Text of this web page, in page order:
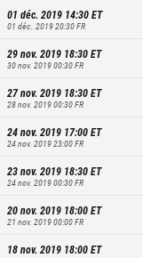
01 déc. 2019 14:30ET
01 déc. 2019 20:30FR
29 nov. 2019 18:30ET
30 nov. 2019 00:30FR
27 nov. 2019 18:30ET
28 nov. 2019 00:30FR
24 nov. 2019 17:00ET
24 nov. 2019 23:00FR
23 nov. 2019 18:30ET
24 nov. 2019 00:30FR
20 nov. 2019 18:00ET
21 nov. 2019 00:00FR
18 nov. 2019 18:00ET